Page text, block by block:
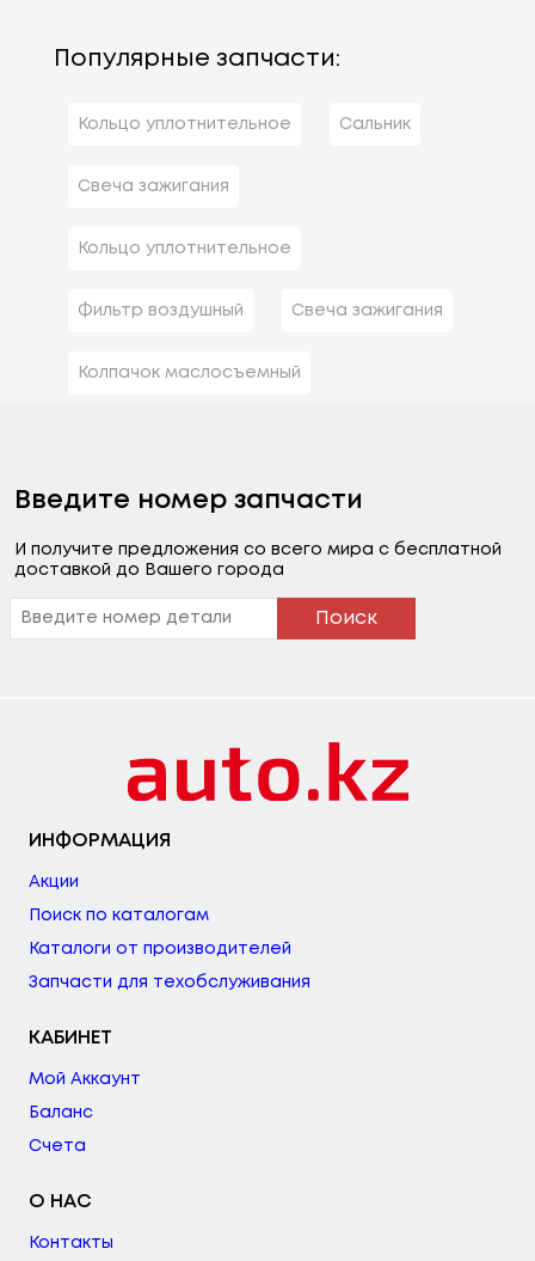
Популярные запчасти:
Кольцо уплотнительное Сальник
Свеча зажигания
Кольцо уплотнительное
Фильтр воздушный Свеча зажигания
Колпачок маслосъемный
Введите номер запчасти
И получите предложения со всего мира с бесплатной
доставкой до Вашего города
Поиск
ИНФОРМАЦИЯ
Акции
Поиск по каталогам
Каталоги от производителей
Запчасти для техобслуживания
КАБИНЕТ
Мой Аккаунт
Баланс
Счета
О НАС
Контакты